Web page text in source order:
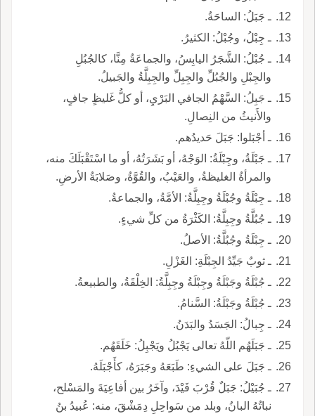
ـ جَبَلُ: الساحَةُ.
ـ جِبْلُ، وجُبْلُ: الكثيرُ.
ـ جُبْلُ: الشَّجَرُ اليابِسُ، والجماعَةُ مِنَّا، كالجُبُلِ
والجِبْلِ والجُبُلِّ والجِبِلِّ والجِبِلَّةُ والجَبيلُ.
ـ جَبِلُ: السَّهْمُ الجافي البَرْيِ، أو كلُّ غَليظٍ جافٍ،
والأَنيثُ من النِصالِ.
ـ أجْبَلوا: جَبَلَ حَديدُهم.
ـ جَبْلَةُ، وجِبْلَةُ: الوَجْهُ، أو بَشَرَتُهُ، أو ما اسْتَقْبَلَكَ منه،
والمرأةُ الغليظةُ، والعَيْبُ، والقُوَّةُ، وصَلابَةُ الأرضِ.
ـ جِبْلَةُ وجُبْلَةُ وجِبِلَّةُ: الأمَّةُ، والجماعةُ.
ـ جُبُلَّةُ وجِبِلَّةُ: الكَثْرَةُ من كلِّ شيءٍ.
ـ جِبْلَةُ وجُبُلَّةُ: الأصلُ.
ـ ثوبٌ جَيِّدُ الجِبْلَةِ: الغَزْلِ.
ـ جُبْلَةُ وجَبْلَةُ وجِبْلَةُ وجِبِلَّةُ: الخِلْقَةُ، والطبيعةُ.
ـ جُبْلَةُ وجَبْلَةُ: السَّنامُ.
ـ جِبالُ: الجَسَدُ والبَدَنُ.
ـ جَبَلَهُم اللّهُ تعالى يَجْبُلُ ويَجْبِلُ: خَلَقَهُم.
ـ جَبَلَ على الشيءِ: طَبَعَهُ وجَبَرَهُ، كأَجْبَلَهُ.
ـ جُبَيْلُ: جَبَلٌ قُرْبَ فَيْدَ، وآخَرُ بين أفاعِيَةَ والمَسْلح،
نباتُهُ البانُ، وبلد من سَواحِلِ دِمَشْقَ، منه: عُبيدُ بنُ